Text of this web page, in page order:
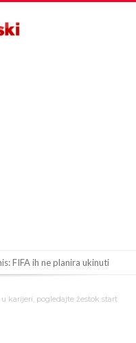
FIFA ih ne planira ukinuti
detalji i novčana isplata iz
Madrid. Ovo su tri nova
karijeri, pogledajte žestok start